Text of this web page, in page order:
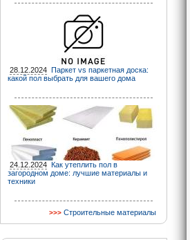
28.12.2024 Паркет vs паркетная доска:
какой пол выбрать для вашего дома
24.12.2024 Как утеплить пол в
загородном доме: лучшие материалы и
техники
Строительные материалы